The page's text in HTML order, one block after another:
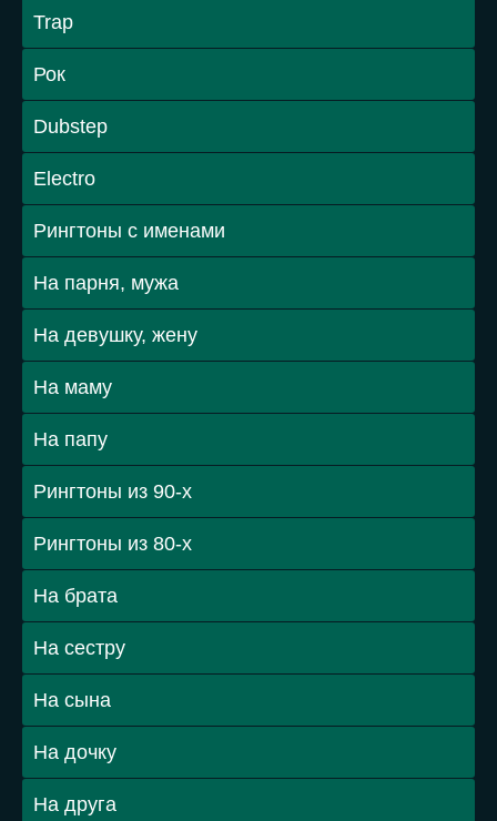
Trap
Рок
Dubstep
Electro
Рингтоны с именами
На парня, мужа
На девушку, жену
На маму
На папу
Рингтоны из 90-х
Рингтоны из 80-х
На брата
На сестру
На сына
На дочку
На друга